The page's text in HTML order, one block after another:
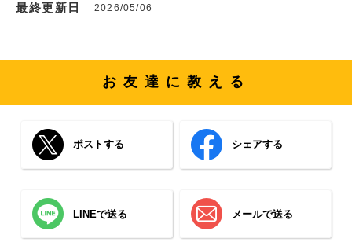
最終更新日 2026/05/06
お友達に教える
ポストする シェアする
LINEで送る メールで送る